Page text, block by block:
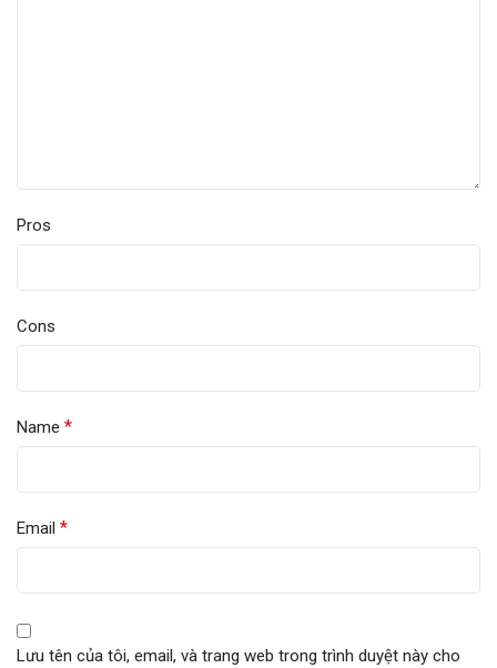
Pros
Cons
Name *
Email *
Lưu tên của tôi, email, và trang web trong trình duyệt này cho